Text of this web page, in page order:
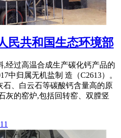
民共和国生态环境部
,经过高温合成生产碳化钙产品的
中归属无机盐制 造（C2613）。
石、白云石等碳酸钙含量高的原
灰的窑炉,包括回转窑、双膛竖